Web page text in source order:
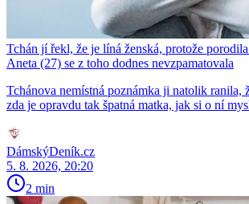
Tchán jí řekl, že je líná ženská, protože
Aneta (27) se z toho dodnes nevzpamatovala
Tchánova nemístná poznámka ji natolik ranila,
zda je opravdu tak špatná matka, jak si o ní
DámskýDeník.cz
5. 8. 2026, 20:20
2 min